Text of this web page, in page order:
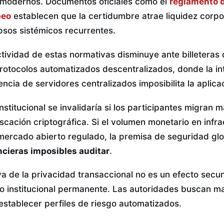
establecen que la certidumbre atrae liquidez
sistémicos recurrentes.
de estas normativas disminuye ante billeteras
automatizados descentralizados, donde la
de servidores centralizados imposibilita la
se invalidaría si los participantes migran
criptográfica. Si el volumen monetario en
abierto regulado, la premisa de seguridad
imposibles auditar.
de la privacidad transaccional no es un efecto
institucional permanente. Las autoridades buscan
perfiles de riesgo automatizados.